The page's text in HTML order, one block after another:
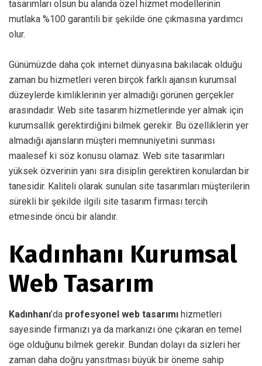
tasarımları olsun bu alanda özel hizmet modellerinin
mutlaka %100 garantili bir şekilde öne çıkmasına yardımcı
olur.
Günümüzde daha çok internet dünyasına bakılacak olduğu
zaman bu hizmetleri veren birçok farklı ajansın kurumsal
düzeylerde kimliklerinin yer almadığı görünen gerçekler
arasındadır. Web site tasarım hizmetlerinde yer almak için
kurumsallık gerektirdiğini bilmek gerekir. Bu özelliklerin yer
almadığı ajansların müşteri memnuniyetini sunması
maalesef ki söz konusu olamaz. Web site tasarımları
yüksek özverinin yanı sıra disiplin gerektiren konulardan bir
tanesidir. Kaliteli olarak sunulan site tasarımları müşterilerin
sürekli bir şekilde ilgili site tasarım firması tercih
etmesinde öncü bir alandır.
Kadınhanı Kurumsal
Web Tasarım
Kadınhanı’da profesyonel web tasarımı hizmetleri
sayesinde firmanızı ya da markanızı öne çıkaran en temel
öge olduğunu bilmek gerekir. Bundan dolayı da sizleri her
zaman daha doğru yansıtması büyük bir öneme sahip